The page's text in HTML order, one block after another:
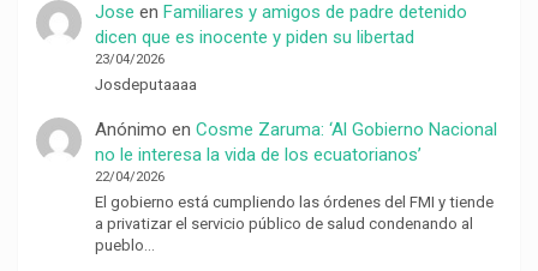
Jose en Familiares y amigos de padre detenido
dicen que es inocente y piden su libertad
23/04/2026
Josdeputaaaa
Anónimo en Cosme Zaruma: ‘Al Gobierno Nacional
no le interesa la vida de los ecuatorianos’
22/04/2026
El gobierno está cumpliendo las órdenes del FMI y tiende
a privatizar el servicio público de salud condenando al
pueblo…